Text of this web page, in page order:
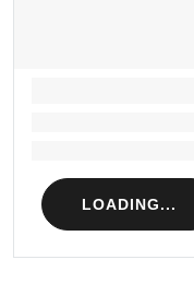
LOADING...